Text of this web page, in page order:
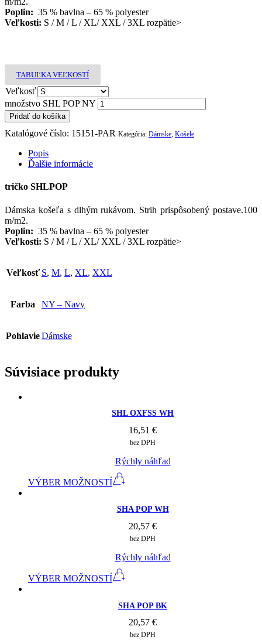
Poplin: 35 % bavlna – 65 % polyester
Veľkosti: S / M / L / XL/ XXL / 3XL rozpätie>
TABUĽKA VEĽKOSTÍ
Veľkosť
množstvo SHL POP NY
Pridať do košíka
Katalógové číslo: 15151-PAR Kategória: Dámske, Košele
Popis
Ďalšie informácie
tričko SHLPOP
Dámska košeľa s dlhým rukávom. Strih prispôsobený postave.100
m/m2.
Poplin: 35 % bavlna – 65 % polyester
Veľkosti: S / M / L / XL/ XXL / 3XL rozpätie>
Veľkosť S, M, L, XL, XXL
Farba NY – Navy
PohlavieDámske
Súvisiace produkty
SHL OXFSS WH
16,51 €
bez DPH
Rýchly náhľad
VÝBER MOŽNOSTÍ
SHA POP WH
20,57 €
bez DPH
Rýchly náhľad
VÝBER MOŽNOSTÍ
SHA POP BK
20,57 €
bez DPH